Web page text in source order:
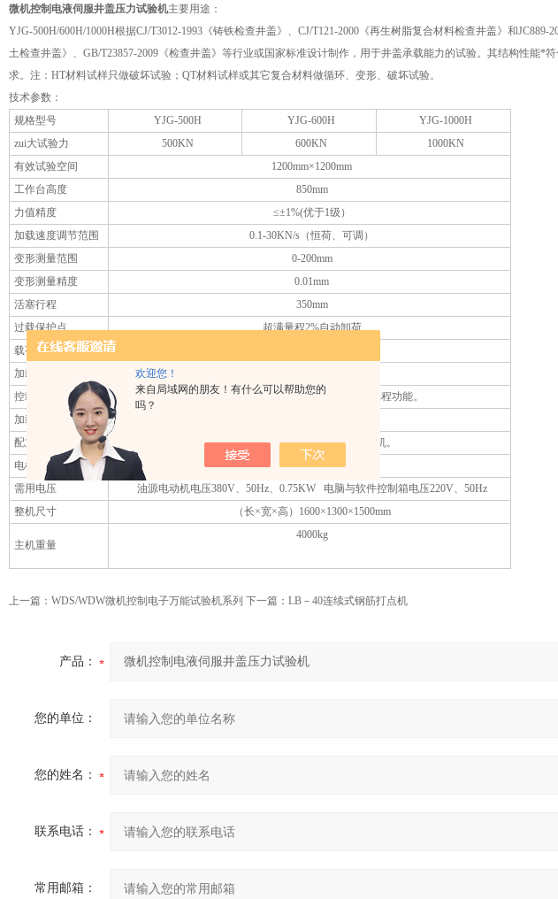
欢迎您！
来自局域网的朋友！有什么可以帮助您的
吗？
微机控制电液伺服井盖压力试验机主要用途：
YJG-500H/600H/1000H根据CJ/T3012-1993《铸铁检查井盖》、CJ/T121-2000《再生树脂复合材料检查井盖》和JC889-
土检查井盖》、GB/T23857-2009《检查井盖》等行业或国家标准设计制作，用于井盖承载能力的试验。其结构性能*
求。注：HT材料试样只做破坏试验；QT材料试样或其它复合材料做循环、变形、破坏试验。
技术参数：
规格型号
YJG-500H YJG-600H
YJG-1000H
zui大试验力
500KN 600KN
1000KN
有效试验空间
1200mm×1200mm
工作台高度
850mm
力值精度
≤±1%(优于1级）
加载速度调节范围
0.1-30KN/s（恒荷、可调）
变形测量范围
0-200mm
变形测量精度
0.01mm
活塞行程
350mm
过载保护点
超满量程2%自动卸荷
载荷指示精度
加载方式
控载方式
微机控制与手动无级调速，具有自动编程功能。
加载介质
配方牌电脑
19英寸液晶显示器，喷墨式打印机。
电机功率
1.5KW
需用电压
油源电动机电压380V、50Hz、0.75KW 电脑与软件控制箱电压220V、50Hz
整机尺寸
（长×宽×高）1600×1300×1500mm
主机重量
4000kg
上一篇： WDS/WDW微机控制电子万能试验机系列 下一篇： LB－40连续式钢筋打点机
产品：
您的单位：
您的姓名：
联系电话：
常用邮箱：